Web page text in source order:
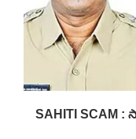
SAHITI SCAM